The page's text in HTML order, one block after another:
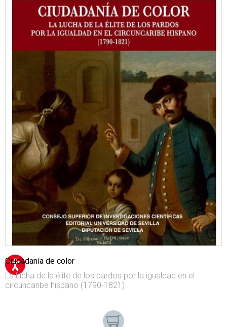
Ciudadanía de color
La lucha de la élite de los pardos por la igualdad en el
circuncaribe hispano (1790-1821)